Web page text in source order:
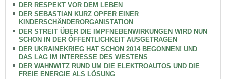
DER RESPEKT VOR DEM LEBEN
DER SEBASTIAN KURZ OPFER EINER
KINDERSCHÄNDERORGANISTATION
DER STREIT ÜBER DIE IMPFNEBENWIRKUNGEN WIRD NUN
SCHON IN DER ÖFFENTLICHKEIT AUSGETRAGEN
DER UKRAINEKRIEG HAT SCHON 2014 BEGONNEN! UND
DAS LAG IM INTERESSE DES WESTENS
DER WAHNWITZ RUND UM DIE ELEKTROAUTOS UND DIE
FREIE ENERGIE ALS LÖSUNG